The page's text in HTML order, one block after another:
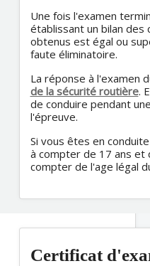
Une fois l'examen
établissant un bilan des
obtenus est égal ou
faute éliminatoire.
La réponse à l'examen
de la sécurité routière.
de conduire pendant
l'épreuve.
Si vous êtes en
à compter de 17 ans et
compter de l'age légal
Certificat